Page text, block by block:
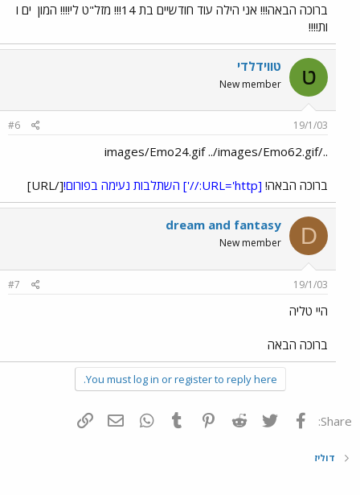
ברוכה הבאה!!! אני הילה עוד חודשיים בת 14!!! מזל"ט לי!!!! המון
ים ו
ות!!!!
ט טווידלדי
New member
19/1/03
#6
../images/Emo24.gif ../images/Emo62.gif
ברוכה הבאה! [URL='http://'] השתלבות נעימה בפורום![/URL]
D
dream and fantasy
New member
19/1/03
#7
היי טליה
ברוכה הבאה
You must log in or register to reply here.
Share: פייסבוק Twitter
Reddit
Pinterest
Tumblr
WhatsAppדואר אלקטרוני
דוליז